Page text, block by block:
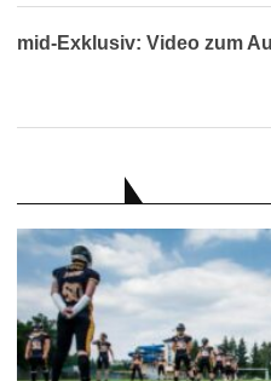
mid-Exklusiv: Video zum